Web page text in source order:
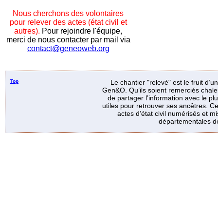
Nous cherchons des volontaires
pour relever des actes (état civil et
autres). Pour rejoindre l'équipe,
merci de nous contacter par mail via
contact@geneoweb.org
Top
Le chantier "relevé" est le fruit
Gen&O. Qu’ils soient remerciés
de partager l’information avec le
utiles pour retrouver ses ancêtres.
actes d’état civil numérisés et
départementales